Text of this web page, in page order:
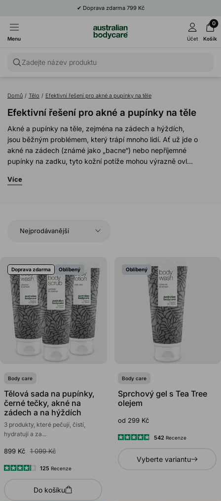
✔ Doprava zdarma 799 Kč
Menu Účet
0
Košík
Zadejte název produktu
Domů / Tělo / Efektivní řešení pro akné a pupínky na těle
Efektivní řešení pro akné a pupínky na těle
Akné a pupínky na těle, zejména na zádech a hýždích,
jsou běžným problémem, který trápí mnoho lidí. Ať už jde o
akné na zádech (známé jako „bacne“) nebo nepříjemné
pupínky na zadku, tyto kožní potíže mohou výrazně ovl...
Více
Doprava zdarma Oblíbený
Body care
Tělová sada na pupínky,
černé tečky, akné na
zádech a na hýždích
3 produkty, které pečují, čistí,
hydratují a za...
899 Kč 1 099 Kč
125Recenze
Do košíku
Oblíbený
Body care
Sprchový gel s Tea Tree
olejem
od 299 Kč
542 Recenze
Vyberte variantu